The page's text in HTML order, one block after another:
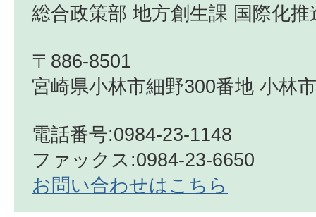
総合政策部 地方創生課 国際化推
〒886-8501
宮崎県小林市細野300番地 小林
電話番号:0984-23-1148
ファックス:0984-23-6650
お問い合わせはこちら